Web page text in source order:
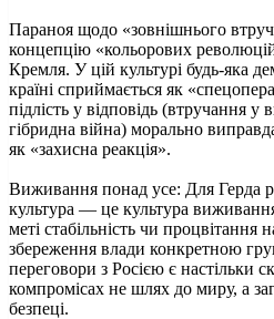
Параноя щодо «зовнішнього
концепцію «кольорових
Кремля. У цій культурі будь-яка
країні сприймається як
підлість у відповідь (втручання у
гібридна війна) морально
як «захисна реакція».
Виживання понад усе: Для Герда
культура — це культура
меті стабільність чи процвітання
збереження влади конкретною
переговори з Росією є настільки
компромісах не шлях до миру, а
безпеці.